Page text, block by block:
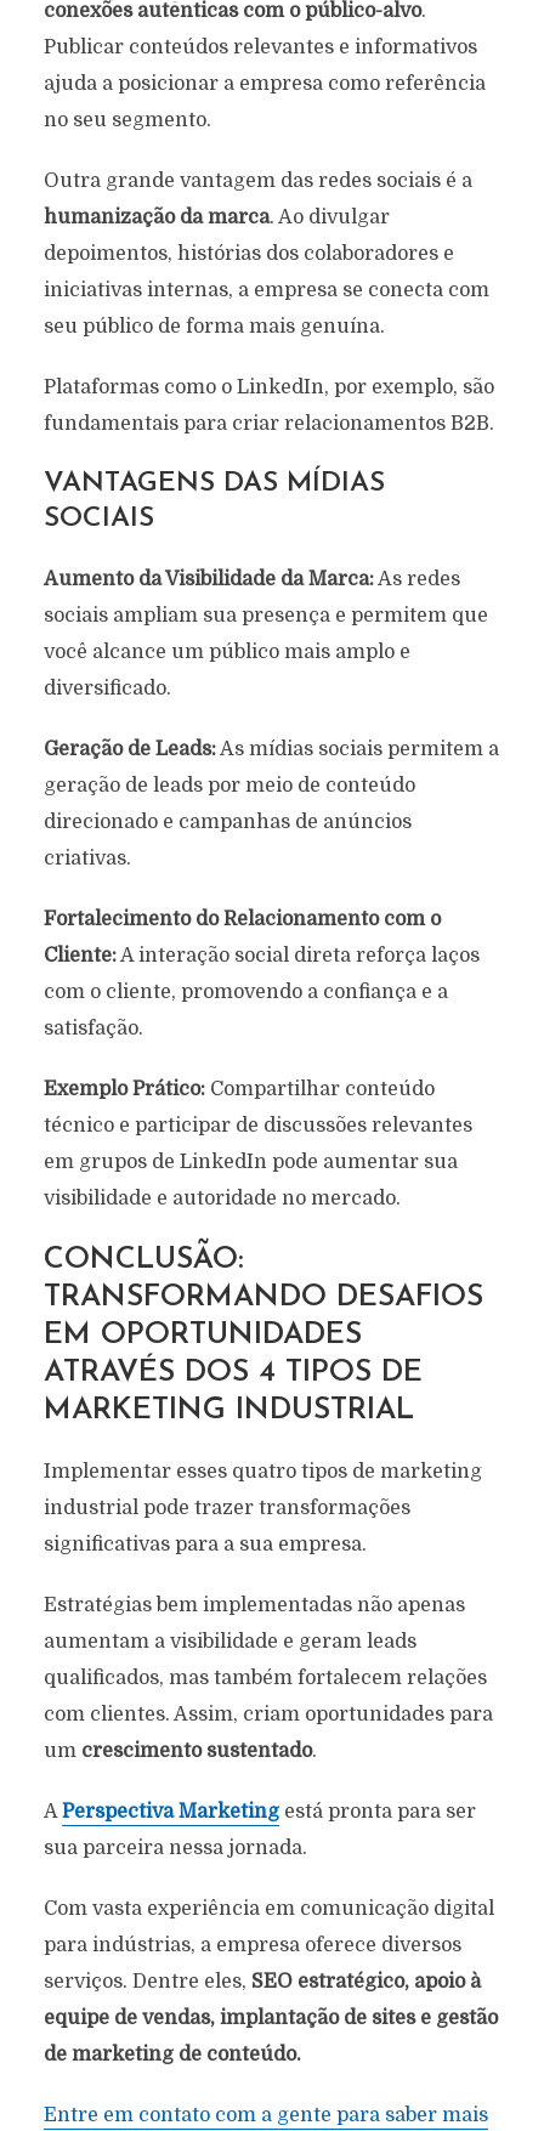
conexões autênticas com o público-alvo.
Publicar conteúdos relevantes e informativos
ajuda a posicionar a empresa como referência
no seu segmento.
Outra grande vantagem das redes sociais é a
humanização da marca. Ao divulgar
depoimentos, histórias dos colaboradores e
iniciativas internas, a empresa se conecta com
seu público de forma mais genuína.
Plataformas como o LinkedIn, por exemplo, são
fundamentais para criar relacionamentos B2B.
VANTAGENS DAS MÍDIAS
SOCIAIS
Aumento da Visibilidade da Marca:As redes
sociais ampliam sua presença e permitem que
você alcance um público mais amplo e
diversificado.
Geração de Leads:As mídias sociais permitem a
geração de leads por meio de conteúdo
direcionado e campanhas de anúncios
criativas.
Fortalecimento do Relacionamento com o
Cliente:A interação social direta reforça laços
com o cliente, promovendo a confiança e a
satisfação.
Exemplo Prático: Compartilhar conteúdo
técnico e participar de discussões relevantes
em grupos de LinkedIn pode aumentar sua
visibilidade e autoridade no mercado.
CONCLUSÃO:
TRANSFORMANDO DESAFIOS
EM OPORTUNIDADES
ATRAVÉS DOS 4 TIPOS DE
MARKETING INDUSTRIAL
Implementar esses quatro tipos de marketing
industrial pode trazer transformações
significativas para a sua empresa.
Estratégias bem implementadas não apenas
aumentam a visibilidade e geram leads
qualificados, mas também fortalecem relações
com clientes. Assim, criam oportunidades para
um crescimento sustentado.
APerspectiva Marketingestá pronta para ser
sua parceira nessa jornada.
Com vasta experiência em comunicação digital
para indústrias, a empresa oferece diversos
serviços. Dentre eles, SEO estratégico, apoio à
equipe de vendas, implantação de sites e gestão
de marketing de conteúdo.
Entre em contato com a gente para saber mais